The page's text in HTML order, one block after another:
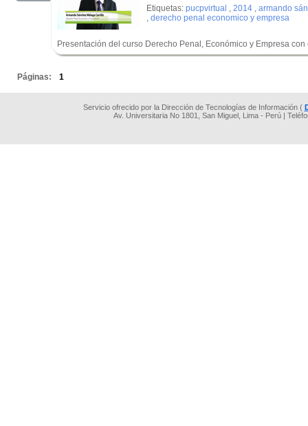
Etiquetas: pucpvirtual , 2014 , armando
, derecho penal economico y empresa
Presentación del curso Derecho Penal, Económico y Empresa
Páginas: 1
Servicio ofrecido por la Dirección de Tecnologías de Información (
Av. Universitaria No 1801, San Miguel, Lima - Perú |